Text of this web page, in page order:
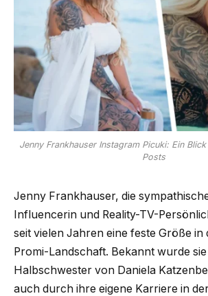
Jenny Frankhauser Instagram Picuki: Ein
Posts
Jenny Frankhauser, die
Influencerin und Reality-TV-
seit vielen Jahren eine feste Größe in
Promi-Landschaft. Bekannt wurde
Halbschwester von Daniela
auch durch ihre eigene Karriere in